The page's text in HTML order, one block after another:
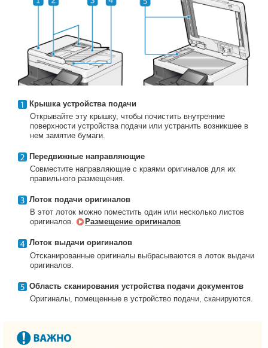
Крышка устройства подачи
Открывайте эту крышку, чтобы почистить внутренние
поверхности устройства подачи или устранить возникшее в
нем замятие бумаги.
Передвижные направляющие
Совместите направляющие с краями оригиналов для их
правильного размещения.
Лоток подачи оригиналов
В этот лоток можно поместить один или несколько листов
оригиналов.
Размещение оригиналов
Лоток выдачи оригиналов
Отсканированные оригиналы выбрасываются в лоток выдачи
оригиналов.
Область сканирования устройства подачи документов
Оригиналы, помещенные в устройство подачи, сканируются.